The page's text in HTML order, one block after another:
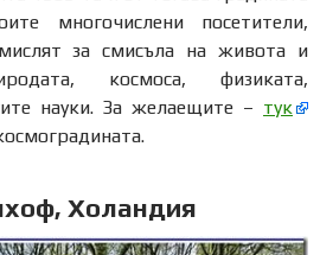
многочислени посетители,
за смисъла на живота и
космоса, физиката,
науки. За желаещите – тук
Холандия